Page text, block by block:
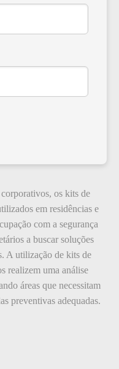
os kits de
em residências e
com a segurança
a buscar soluções
A utilização de kits de
realizem uma análise
áreas que necessitam
preventivas adequadas.